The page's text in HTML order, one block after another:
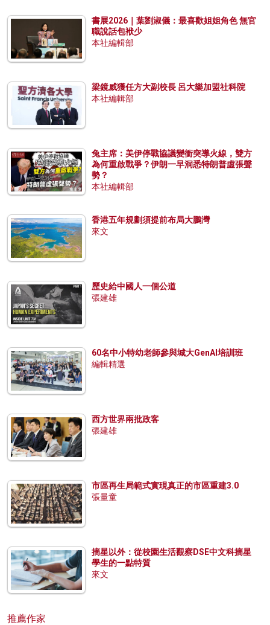
書展2026｜葉劉淑儀：最喜歡姐姐角色 無官
職說話包袱少
本社編輯部
梁鏡威獲任方大副校長 呂大樂加盟社科院
本社編輯部
兔主席：美伊停戰協議變衝突導火線，雙方
為何重啟戰爭？伊朗一早洞悉特朗普虛張聲
勢？
本社編輯部
香港五年規劃須提前布局大鵬灣
來文
歷史給中國人一個公道
張建雄
60名中小特幼老師參與城大GenAI培訓班
編輯精選
西方世界兩批政客
張建雄
市區再生局範式實現真正的市區重建3.0
張量童
摘星以外：從校園生活觀察DSE中文科摘星
學生的一點特質
來文
推薦作家